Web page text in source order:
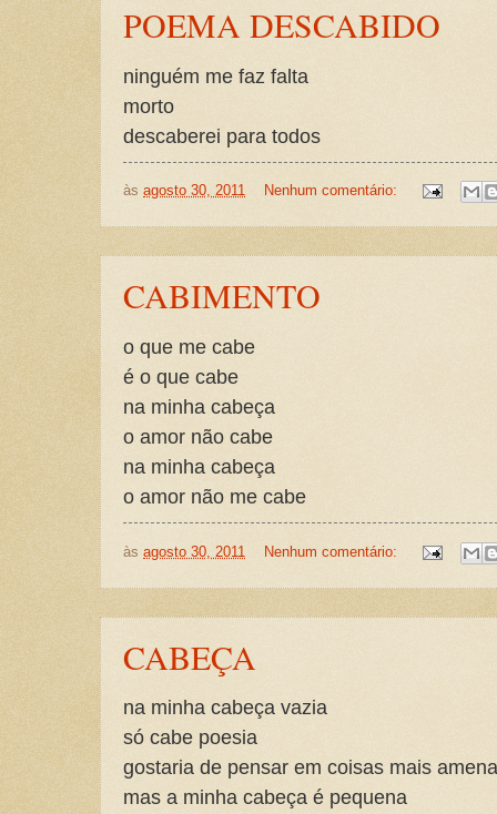
POEMA DESCABIDO
ninguém me faz falta
morto
descaberei para todos
às agosto 30, 2011 Nenhum comentário:
CABIMENTO
o que me cabe
é o que cabe
na minha cabeça
o amor não cabe
na minha cabeça
o amor não me cabe
às agosto 30, 2011 Nenhum comentário:
CABEÇA
na minha cabeça vazia
só cabe poesia
gostaria de pensar em coisas mais
mas a minha cabeça é pequena